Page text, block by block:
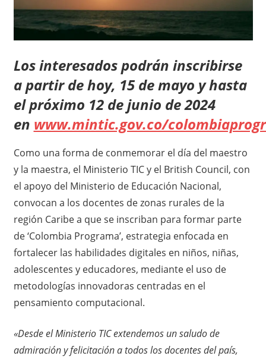
Los interesados podrán inscribirse
a partir de hoy, 15 de mayo y hasta
el próximo 12 de junio de 2024
en www.mintic.gov.co/
Como una forma de conmemorar el día del maestro
y la maestra, el Ministerio TIC y el British Council, con
el apoyo del Ministerio de Educación Nacional,
convocan a los docentes de zonas rurales de la
región Caribe a que se inscriban para formar parte
de ‘Colombia Programa’, estrategia enfocada en
fortalecer las habilidades digitales en niños, niñas,
adolescentes y educadores, mediante el uso de
metodologías innovadoras centradas en el
pensamiento computacional.
«Desde el Ministerio TIC extendemos un saludo de
admiración y felicitación a todos los docentes del país,